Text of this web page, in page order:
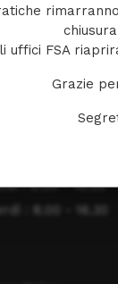
DI
8.00 - 16.30
: 8.00 - 16.30
: 8.00 - 16.30
uffici FSA
Grazie